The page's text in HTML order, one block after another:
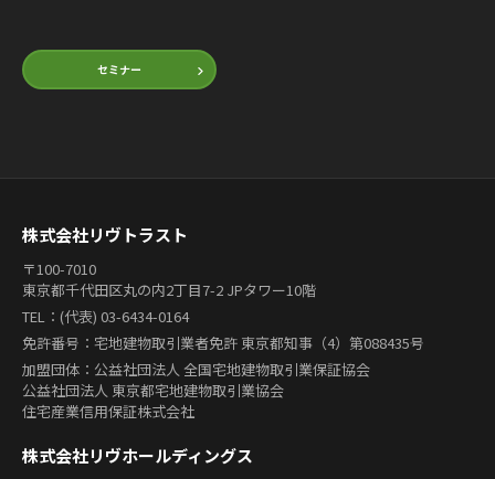
セミナー
株式会社リヴトラスト
〒100-7010
東京都千代田区丸の内2丁目7-2 JPタワー10階
TEL：(代表) 03-6434-0164
免許番号：宅地建物取引業者免許 東京都知事（4）第088435号
加盟団体：公益社団法人 全国宅地建物取引業保証協会
公益社団法人 東京都宅地建物取引業協会
住宅産業信用保証株式会社
株式会社リヴホールディングス